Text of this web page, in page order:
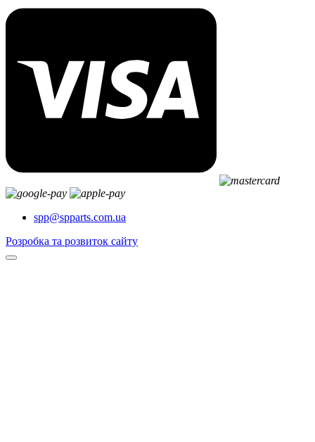
spp@spparts.com.ua
Розробка та розвиток сайту